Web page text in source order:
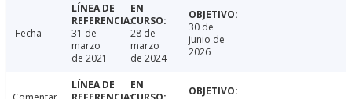
Fecha
31 de
marzo
de 2021
28 de
marzo
de 2024
30 de
junio de
2026